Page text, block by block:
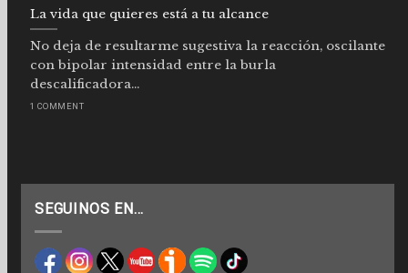
La vida que quieres está a tu alcance
No deja de resultarme sugestiva la reacción, oscilante
con bipolar intensidad entre la burla
descalificadora...
1 COMMENT
SEGUINOS EN…